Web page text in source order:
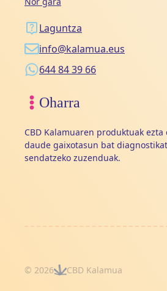
Laguntza
info@kalamua.eus
644 84 39 66
Oharra
CBD Kalamuaren produktuak ezta
daude gaixotasun bat
sendatzeko zuzenduak.
© 2026 CBD Kalamua